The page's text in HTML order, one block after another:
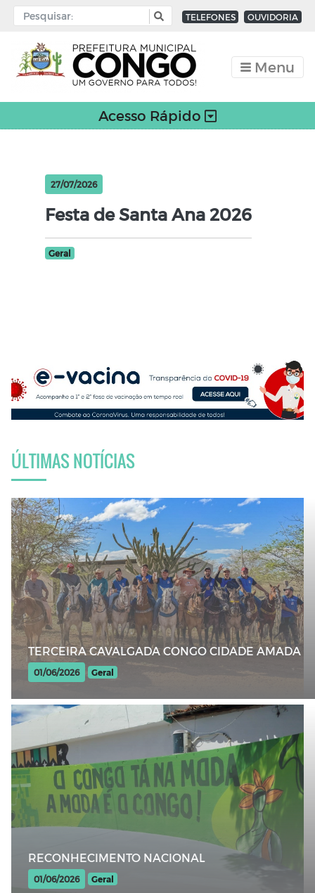
TELEFONES OUVIDORIA
Menu
Acesso Rápido
27/07/2026
Festa de Santa Ana 2026
Geral
ÚLTIMAS NOTÍCIAS
TERCEIRA CAVALGADA CONGO CIDADE AMADA
01/06/2026 Geral
RECONHECIMENTO NACIONAL
01/06/2026 Geral